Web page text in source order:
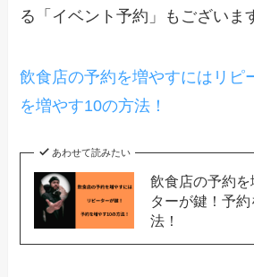
る「イベント予約」もございま
飲食店の予約を増やすにはリピ
を増やす10の方法！
あわせて読みたい
飲食店の予約
ターが鍵！予
法！